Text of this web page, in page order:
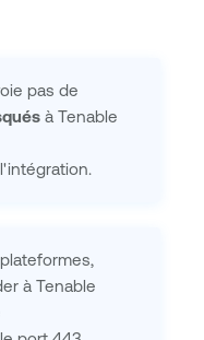
pas de
à Tenable
à Tenable